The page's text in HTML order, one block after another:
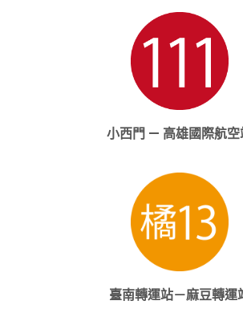
小西門 — 高雄國際航空
臺南轉運站－麻豆轉運